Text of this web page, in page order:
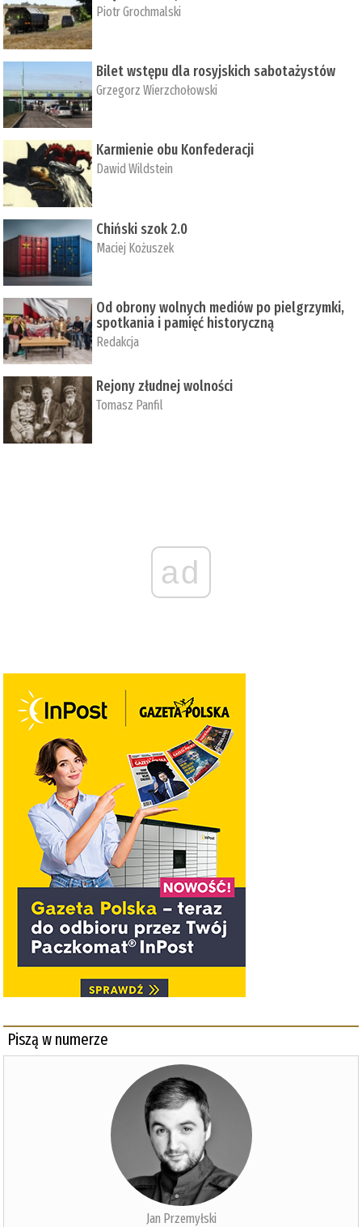
Piotr Grochmalski
Bilet wstępu dla rosyjskich sabotażystów
Grzegorz Wierzchołowski
Karmienie obu Konfederacji
Dawid Wildstein
Chiński szok 2.0
Maciej Kożuszek
Od obrony wolnych mediów po pielgrzymki,
spotkania i pamięć historyczną
Redakcja
Rejony złudnej wolności
Tomasz Panfil
ad
Piszą w numerze
Jan Przemyłski